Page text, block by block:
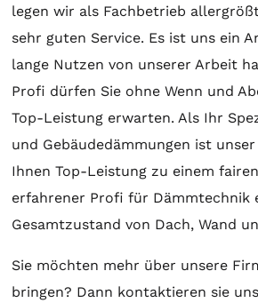
legen wir als Fachbetrieb
sehr guten Service. Es ist uns ein
lange Nutzen von unserer Arbeit
Profi dürfen Sie ohne Wenn und
Top-Leistung erwarten. Als Ihr
und Gebäudedämmungen ist
Ihnen Top-Leistung zu einem
erfahrener Profi für Dämmtechnik
Gesamtzustand von Dach, Wand
Sie möchten mehr über unsere
bringen? Dann kontaktieren sie